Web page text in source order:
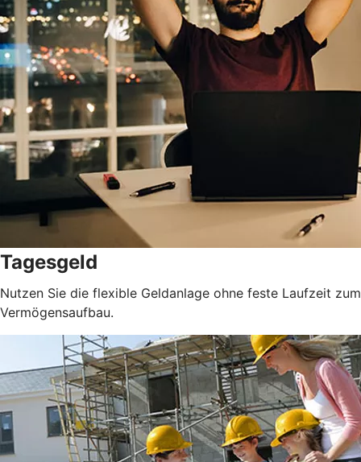
Tagesgeld
Nutzen Sie die flexible Geldanlage ohne feste Laufzeit zum
Vermögensaufbau.